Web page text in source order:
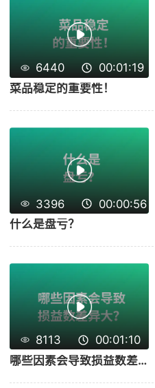
6440
00:01:19
菜品稳定的重要性！
3396
00:00:56
什么是盘亏？
8113
00:01:10
哪些因素会导致损益数差异大？